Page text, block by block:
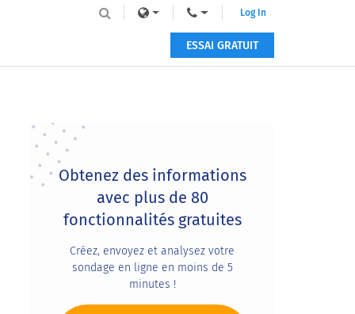
Log In
ESSAI GRATUIT
Primary
Sidebar
Obtenez des informations
avec plus de 80
fonctionnalités gratuites
Créez, envoyez et analysez votre
sondage en ligne en moins de 5
minutes !